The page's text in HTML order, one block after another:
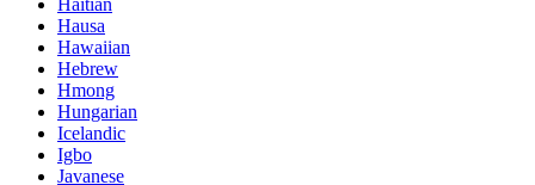
Haitian
Hausa
Hawaiian
Hebrew
Hmong
Hungarian
Icelandic
Igbo
Javanese